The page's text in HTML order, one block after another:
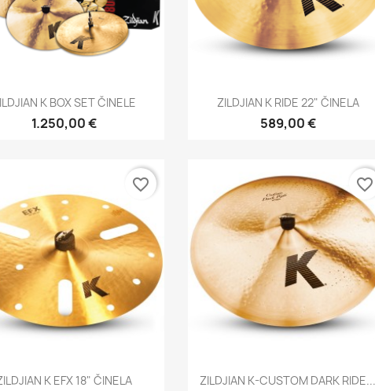
Brzi pregled
K BOX SET ČINELE
1.250,00 €
Brzi pregled
ZILDJIAN K RIDE 22" ČINELA
589,00 €
Brzi pregled
K EFX 18" ČINELA
favorite_border
Brzi pregled
ZILDJIAN K-CUSTOM DARK RIDE...
favorite_border